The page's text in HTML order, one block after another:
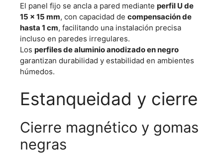
El panel fijo se ancla a pared mediante perfil U de
15 × 15 mm, con capacidad de compensación de
hasta 1 cm, facilitando una instalación precisa
incluso en paredes irregulares.
Los perfiles de aluminio anodizado en negro
garantizan durabilidad y estabilidad en ambientes
húmedos.
Estanqueidad y cierre
Cierre magnético y gomas
negras